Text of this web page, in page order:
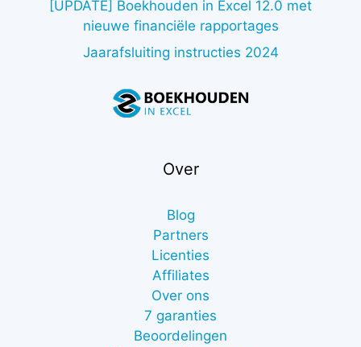
[UPDATE] Boekhouden in Excel 12.0 met
nieuwe financiële rapportages
Jaarafsluiting instructies 2024
Over
Blog
Partners
Licenties
Affiliates
Over ons
7 garanties
Beoordelingen